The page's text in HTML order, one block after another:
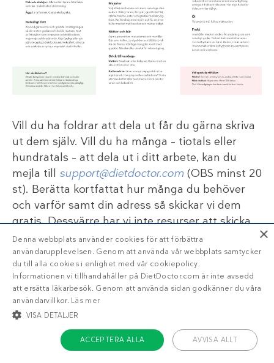
Vill du ha foldrar att dela ut får du gärna skriva
ut dem själv. Vill du ha många – tiotals eller
hundratals – att dela ut i ditt arbete, kan du
mejla till support@dietdoctor.com (OBS minst 20
st). Berätta kortfattat hur många du behöver
och varför samt din adress så skickar vi dem
gratis. Dessvärre har vi inte resurser att skicka
foldrar utanför Sverige. Vi kan heller inte skicka
enstaka foldrar till privatpersoner. Foldern finns
ävenpå engelska.
Vill du ha liknande foldrar på norska? Mejla då
till det norska bokförlaget:
×
Denna webbplats använder cookies för att förbättra
användarupplevelsen. Genom att använda vår webbplats samtycker
du till alla cookies i enlighet med vår cookiepolicy.
Informationen vi tillhandahåller på DietDoctor.com är inte avsedd
att ersätta läkarbesök. Genom att använda sidan godkänner du våra
användarvillkor. Läs mer
VISA DETALJER
ACCEPTERA ALLA AVVISA ALLT